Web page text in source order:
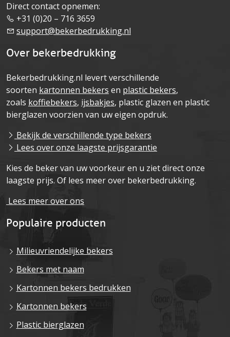
Direct contact opnemen:
+31 (0)20 – 716 3659
support@bekerbedrukking.nl
Over bekerbedrukking
Bekerbedrukking.nl levert verschillende
soorten kartonnen bekers en plastic bekers,
zoals koffiebekers, ijsbakjes, plastic glazen en plastic
bierglazen voorzien van uw eigen opdruk.
Bekijk de verschillende type bekers
Lees over onze laagste prijsgarantie
Kies de beker van uw voorkeur en u ziet direct onze
laagste prijs. Of lees meer over bekerbedrukking.
Lees meer over ons
Populaire producten
Milieuvriendelijke bekers
Bekers met naam
Kartonnen bekers bedrukken
Kartonnen bekers
Plastic bierglazen